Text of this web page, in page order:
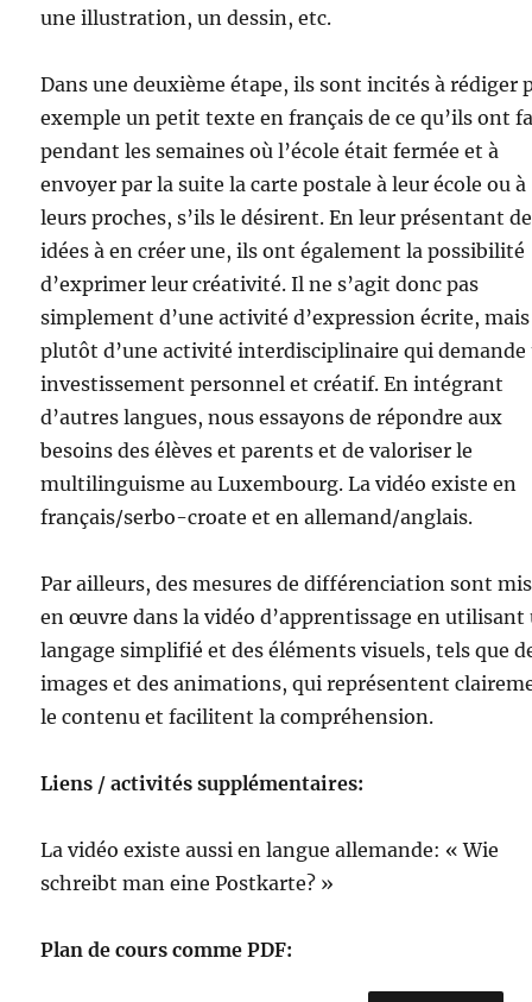
une illustration, un dessin, etc.
Dans une deuxième étape, ils sont incités à rédiger
exemple un petit texte en français de ce qu’ils ont
pendant les semaines où l’école était fermée et à
envoyer par la suite la carte postale à leur école ou à
leurs proches, s’ils le désirent. En leur présentant
idées à en créer une, ils ont également la possibilité
d’exprimer leur créativité. Il ne s’agit donc pas
simplement d’une activité d’expression écrite, mais
plutôt d’une activité interdisciplinaire qui demande
investissement personnel et créatif. En intégrant
d’autres langues, nous essayons de répondre aux
besoins des élèves et parents et de valoriser le
multilinguisme au Luxembourg. La vidéo existe en
français/serbo-croate et en allemand/anglais.
Par ailleurs, des mesures de différenciation sont
en œuvre dans la vidéo d’apprentissage en utilisant
langage simplifié et des éléments visuels, tels que
images et des animations, qui représentent
le contenu et facilitent la compréhension.
Liens / activités supplémentaires:
La vidéo existe aussi en langue allemande: « Wie
schreibt man eine Postkarte? »
Plan de cours comme PDF: